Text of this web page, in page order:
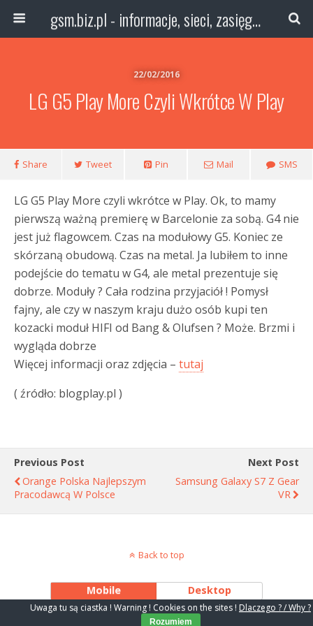
gsm.biz.pl - informacje, sieci, zasięg technologie
22/02/2016
LG G5 Play More Czyli Wkrótce W Play
Share Tweet Pin Mail SMS
LG G5 Play More czyli wkrótce w Play. Ok, to mamy
pierwszą ważną premierę w Barcelonie za sobą. G4 nie
jest już flagowcem. Czas na modułowy G5. Koniec ze
skórzaną obudową. Czas na metal. Ja lubiłem to inne
podejście do tematu w G4, ale metal prezentuje się
dobrze. Moduły ? Cała rodzina przyjaciół ! Pomysł
fajny, ale czy w naszym kraju dużo osób kupi ten
kozacki moduł HIFI od Bang & Olufsen ? Może. Brzmi i
wygląda dobrze
Więcej informacji oraz zdjęcia – tutaj
( źródło: blogplay.pl )
Previous Post
Orange Polska Najlepszym
Pracodawcą W Polsce
Next Post
Samsung Galaxy S7 Z Gear
VR
Back to top
Mobile Desktop
Uwaga tu są ciastka ! Warning ! Cookies on the sites ! Dlaczego ? / Why ?
Rozumiem